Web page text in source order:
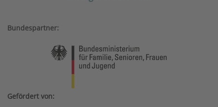
Bundespartner:
Gefördert von: